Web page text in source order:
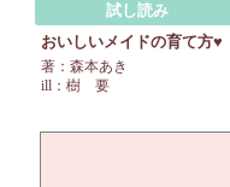
試し読み
おいしいメイドの育て方♥
著：森本あき
ill：樹 要